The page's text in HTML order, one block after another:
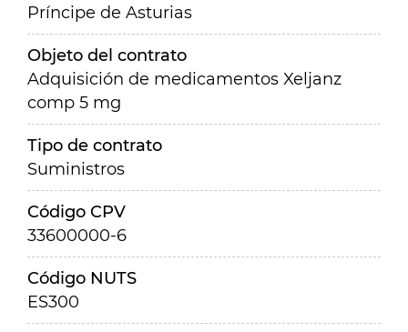
Príncipe de Asturias
Objeto del contrato
Adquisición de medicamentos Xeljanz
comp 5 mg
Tipo de contrato
Suministros
Código CPV
33600000-6
Código NUTS
ES300